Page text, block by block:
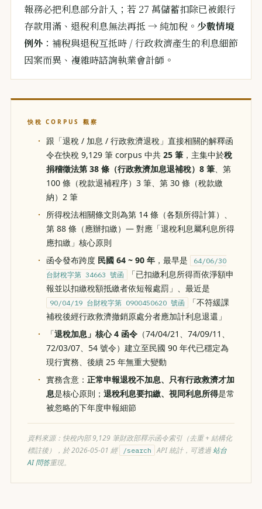
報務必把利息部分計入；若 27 萬儲蓄扣除已被銀行
存款用滿、退稅利息無法再抵 → 純加稅。 少數情境
例外 ：補稅與退稅互抵時 / 行政救濟產生的利息細節
因案而異、複雜時諮詢執業會計師。
快稅 CORPUS 觀察
跟「退稅 / 加息 / 行政救濟退稅」直接相關的解釋函
令在快稅 9,129 筆 corpus 中共 25 筆 ，主集中於稅
捐稽徵法第 38 條（行政救濟加息退補稅）8 筆、第
100 條（稅款退補程序）3 筆、第 30 條（稅款繳
納）2 筆
所得稅法相關條文則為第 14 條（各類所得計算）、
第 88 條（應辦扣繳）— 對應「退稅利息屬利息所得
應扣繳」核心原則
函令發布跨度 民國 64 ~ 90 年 ，最早是
64/06/30
台財稅字第 34663 號函
「已扣繳利息所得而依淨額申
報並以扣繳稅額抵繳者依短報處罰」、最近是
90/04/19 台財稅字第 0900450620 號函
「不符緩課
補稅後經行政救濟撤銷原處分者應加計利息退還」
「退稅加息」核心 4 函令 （74/04/21、74/09/11、
72/03/07、54 號令）建立至民國 90 年代已穩定為
現行實務、後續 25 年無重大變動
實務含意： 正常申報退稅不加息、只有行政救濟才加
息是核心原則； 退稅利息要扣繳、視同利息所得是常
被忽略的下年度申報細節
資料來源：快稅內部 9,129 筆財政部釋示函令索引（去重 + 結構化
標註後），於 2026-05-01 經
/search API 統計，可透過站台
AI 問答重現。